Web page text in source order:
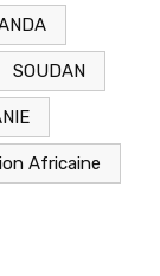
SOUDAN
Africaine